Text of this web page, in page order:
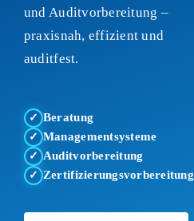
und Auditvorbereitung –
praxisnah, effizient und
auditfest.
✓ Beratung
✓ Managementsysteme
✓ Auditvorbereitung
✓ Zertifizierungsvorbereitung